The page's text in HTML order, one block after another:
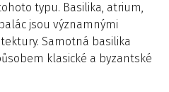
typu. Basilika, atrium,
jsou významnými
Samotná basilika
klasické a byzantské